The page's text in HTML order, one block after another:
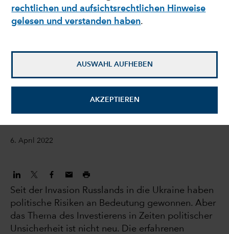
rechtlichen und aufsichtsrechtlichen Hinweise
gelesen und verstanden haben.
AUSWAHL AUFHEBEN
AKZEPTIEREN
Unsicherheit
Kirstie Spence
Anleihenportfoliomanagerin
6. April 2022
Seit der Invasion Russlands in die Ukraine haben
politische Risiken an Bedeutung gewonnen. Aber
das Thema des Investierens in Zeiten politischer
Unsicherheit ist nicht neu. Die erfahrenen